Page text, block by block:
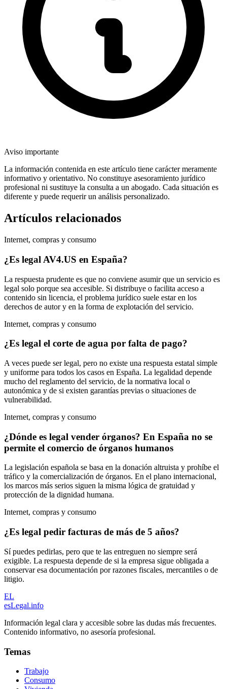
Aviso importante
La información contenida en este artículo tiene carácter meramente
informativo y orientativo. No constituye asesoramiento jurídico
profesional ni sustituye la consulta a un abogado. Cada situación es
diferente y puede requerir un análisis personalizado.
Artículos relacionados
Internet, compras y consumo
¿Es legal AV4.US en España?
La respuesta prudente es que no conviene asumir que un servicio es
legal solo porque sea accesible. Si distribuye o facilita acceso a
contenido sin licencia, el problema jurídico suele estar en los
derechos de autor y en la forma de explotación del servicio.
Internet, compras y consumo
¿Es legal el corte de agua por falta de pago?
A veces puede ser legal, pero no existe una respuesta estatal simple
y uniforme para todos los casos en España. La legalidad depende
mucho del reglamento del servicio, de la normativa local o
autonómica y de si existen garantías previas o situaciones de
vulnerabilidad.
Internet, compras y consumo
¿Dónde es legal vender órganos? En España no se
permite el comercio de órganos humanos
La legislación española se basa en la donación altruista y prohíbe el
tráfico y la comercialización de órganos. En el plano internacional,
los marcos más serios siguen la misma lógica de gratuidad y
protección de la dignidad humana.
Internet, compras y consumo
¿Es legal pedir facturas de más de 5 años?
Sí puedes pedirlas, pero que te las entreguen no siempre será
exigible. La respuesta depende de si la empresa sigue obligada a
conservar esa documentación por razones fiscales, mercantiles o de
litigio.
EL
esLegal.info
Información legal clara y accesible sobre las dudas más frecuentes.
Contenido informativo, no asesoría profesional.
Temas
Trabajo
Consumo